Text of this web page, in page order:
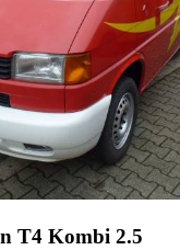
T4 Kombi 2.5